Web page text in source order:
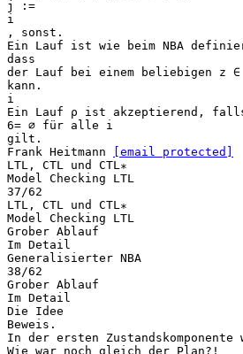
j :=
i
, sonst.
Ein Lauf ist wie beim NBA
dass
der Lauf bei einem beliebigen z
kann.
i
Ein Lauf ρ ist akzeptierend,
6= ∅ für alle i
gilt.
Frank Heitmann
[email protected]
LTL, CTL und CTL∗
Model Checking LTL
37/62
LTL, CTL und CTL∗
Model Checking LTL
Grober Ablauf
Im Detail
Generalisierter NBA
38/62
Grober Ablauf
Im Detail
Die Idee
Beweis.
In der ersten
Wie war noch gleich der Plan?!